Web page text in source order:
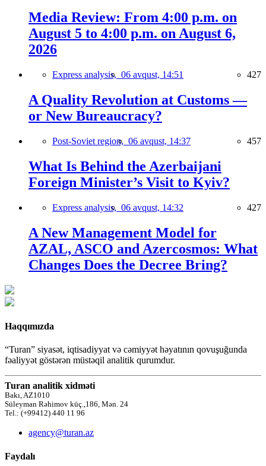
Media Review: From 4:00 p.m. on
August 5 to 4:00 p.m. on August 6,
2026
Express analysis, 06 avqust, 14:51 427
A Quality Revolution at Customs —
or New Bureaucracy?
Post-Soviet region, 06 avqust, 14:37 457
What Is Behind the Azerbaijani
Foreign Minister’s Visit to Kyiv?
Express analysis, 06 avqust, 14:32 427
A New Management Model for
AZAL, ASCO and Azercosmos: What
Changes Does the Decree Bring?
Haqqımızda
“Turan” siyasət, iqtisadiyyat və cəmiyyət həyatının qovuşuğunda
fəaliyyət göstərən müstəqil analitik qurumdur.
Turan analitik xidməti
Bakı, AZ1010
Süleyman Rəhimov küç.,186, Mən. 24
Tel.: (+99412) 440 11 96
agency@turan.az
Faydalı